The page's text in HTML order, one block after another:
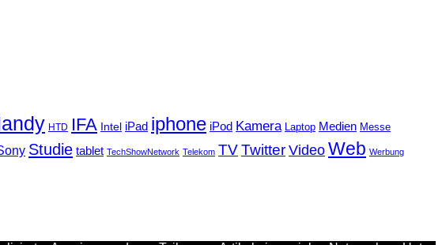
HTD IFA Intel iPad iphone iPod Kamera Laptop Medien Messe
Studie tablet TechShowNetwork Telekom TVTwitter Video Web Werbung